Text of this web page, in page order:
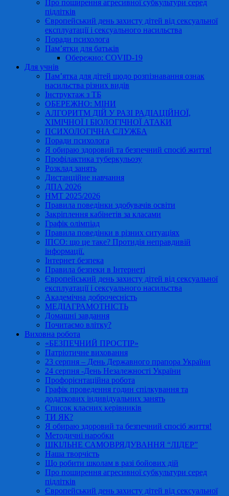
Про поширення агресивної субкультури серед
підлітків
Європейський день захисту дітей від сексуальної
експлуатації і сексуального насильства
Поради психолога
Пам’ятки для батьків
Обережно: COVID-19
Для учнів
Пам’ятка для дітей щодо розпізнавання ознак
насильства різних видів
Інструктаж з ТБ
ОБЕРЕЖНО: МІНИ
АЛГОРИТМ ДІЙ У РАЗІ РАДІАЦІЙНОЇ,
ХІМІЧНОЇ І БІОЛОГІЧНОЇ АТАКИ
ПСИХОЛОГІЧНА СЛУЖБА
Поради психолога
Я обираю здоровий та безпечний спосіб життя!
Профілактика туберкульозу
Розклад занять
Дистанційне навчання
ДПА 2026
НМТ 2025/2026
Правила поведінки здобувачів освіти
Закріплення кабінетів за класами
Графік олімпіад
Правила поведінки в різних ситуаціях
ІПСО: що це таке? Протидія неправдивій
інформації.
Інтернет безпека
Правила безпеки в Інтернеті
Європейський день захисту дітей від сексуальної
експлуатації і сексуального насильства
Академічна доброчесність
МЕДІАГРАМОТНІСТЬ
Домашні завдання
Почитаємо влітку?
Виховна робота
«БЕЗПЕЧНИЙ ПРОСТІР»
Патріотичне виховання
23 серпня – День Державного прапора України
24 серпня -День Незалежності України
Профорієнтаційна робота
Графік проведення годин спілкування та
додаткових індивідуальних занять
Список класних керівників
ТИ ЯК?
Я обираю здоровий та безпечний спосіб життя!
Методичні наробки
ШКІЛЬНЕ САМОВРЯДУВАННЯ “ЛІДЕР”
Наша творчість
Що робити школам в разі бойових дій
Про поширення агресивної субкультури серед
підлітків
Європейський день захисту дітей від сексуальної